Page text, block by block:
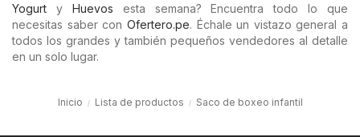
Yogurt y Huevos esta semana? Encuentra todo lo que
necesitas saber con Ofertero.pe. Échale un vistazo general a
todos los grandes y también pequeños vendedores al detalle
en un solo lugar.
Inicio Lista de productos Saco de boxeo infantil